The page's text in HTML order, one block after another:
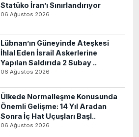
Statüko İran’ı Sınırlandırıyor
06 Ağustos 2026
Lübnan’ın Güneyinde Ateşkesi
İhlal Eden İsrail Askerlerine
Yapılan Saldırıda 2 Subay ..
06 Ağustos 2026
Ülkede Normalleşme Konusunda
Önemli Gelişme: 14 Yıl Aradan
Sonra İç Hat Uçuşları Başl..
06 Ağustos 2026